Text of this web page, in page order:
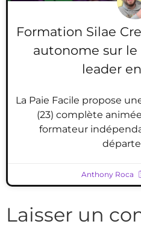
Formation Silae
autonome sur
leader
La Paie Facile propose
(23) complète
formateur
Anthony Roca
Laisser un